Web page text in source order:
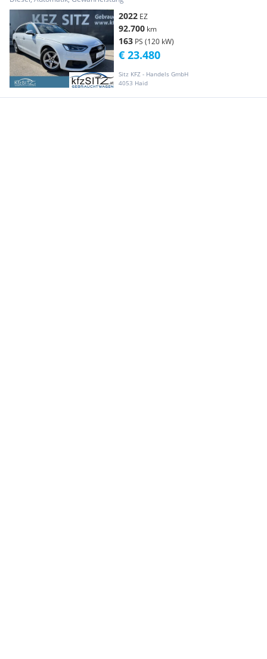
2022 EZ
92.700 km
163 PS (120 kW)
Sitz KFZ - Handels GmbH
4053 Haid
€ 23.480